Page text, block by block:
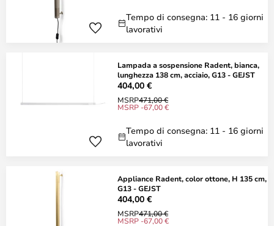
Tempo di consegna: 11 - 16 giorni
lavorativi
Lampada a sospensione Radent, bianca,
lunghezza 138 cm, acciaio, G13 - GEJST
404,00 €
MSRP471,00 €
MSRP -67,00 €
Tempo di consegna: 11 - 16 giorni
lavorativi
Appliance Radent, color ottone, H 135 cm,
G13 - GEJST
404,00 €
MSRP471,00 €
MSRP -67,00 €